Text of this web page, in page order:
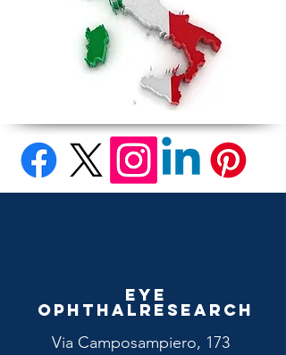
Eye
Ophthalresearch
Via Camposampiero, 173